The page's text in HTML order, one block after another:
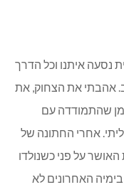
נסעה איתנו וכל הדרך
אהבתי את הצחוק, את
שהתמודדה עם
אחרי החתונה של
על פני כשנולדו
האחרונים לא